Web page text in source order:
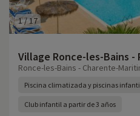
1/17
Village Ronce-les-Bains -
Ronce-les-Bains - Charente-
Piscina climatizada y piscinas
Club infantil a partir de 3 años